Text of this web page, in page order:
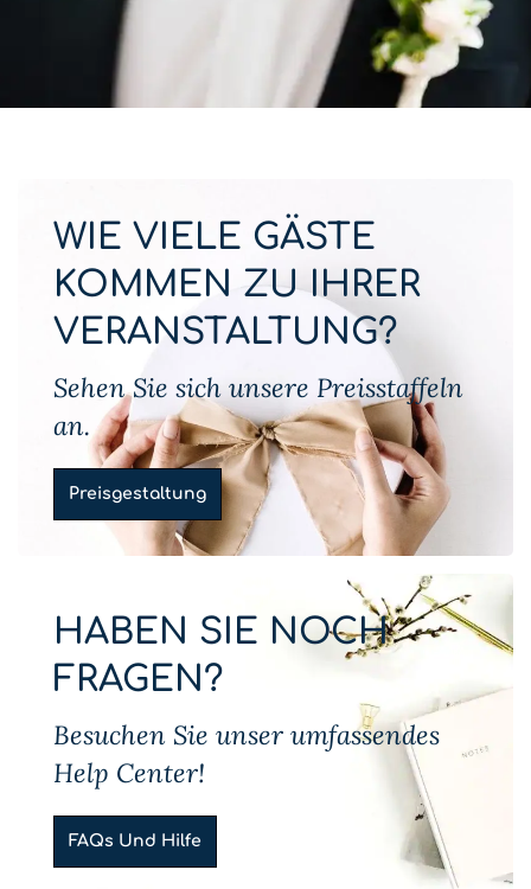
WIE VIELE GÄSTE
KOMMEN ZU IHRER
VERANSTALTUNG?
Sehen Sie sich unsere Preisstaffeln
an.
Preisgestaltung
HABEN SIE NOCH
FRAGEN?
Besuchen Sie unser umfassendes
Help Center!
FAQs Und Hilfe